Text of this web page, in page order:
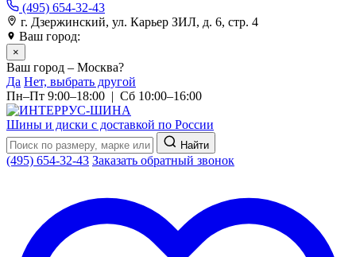
(495) 654-32-43
г. Дзержинский, ул. Карьер ЗИЛ, д. 6, стр. 4
Ваш город:
×
Ваш город – Москва?
Да Нет, выбрать другой
Пн–Пт 9:00–18:00 | Сб 10:00–16:00
Шины и диски с доставкой по России
Найти
(495) 654-32-43 Заказать обратный звонок